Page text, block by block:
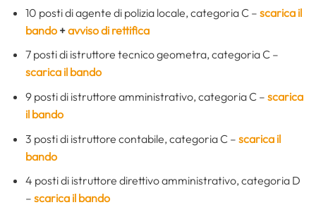
10 posti di agente di polizia locale, categoria C – scarica il
bando+avviso di rettifica
7 posti di istruttore tecnico geometra, categoria C –
scarica il bando
9 posti di istruttore amministrativo, categoria C – scarica
il bando
3 posti di istruttore contabile, categoria C – scarica il
bando
4 posti di istruttore direttivo amministrativo, categoria D
– scarica il bando